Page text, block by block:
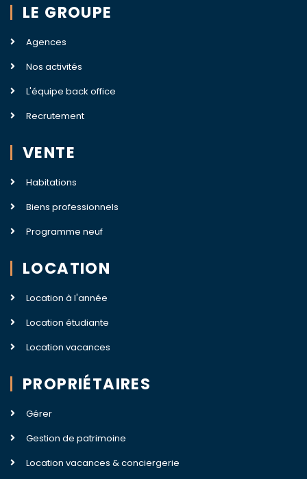
LE GROUPE
Agences
Nos activités
L'équipe back office
Recrutement
VENTE
Habitations
Biens professionnels
Programme neuf
LOCATION
Location à l'année
Location étudiante
Location vacances
PROPRIÉTAIRES
Gérer
Gestion de patrimoine
Location vacances & conciergerie